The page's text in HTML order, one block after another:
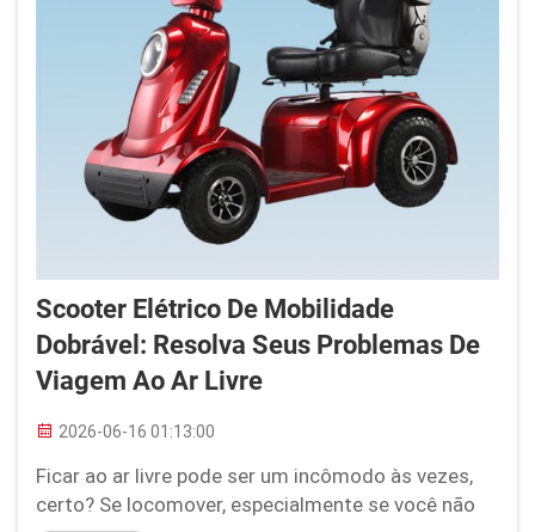
Scooter Elétrico De Mobilidade
Dobrável: Resolva Seus Problemas De
Viagem Ao Ar Livre
2026-06-16 01:13:00
Ficar ao ar livre pode ser um incômodo às vezes,
certo? Se locomover, especialmente se você não